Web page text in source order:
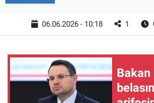
06.06.2026 - 10:18 1
Bakan